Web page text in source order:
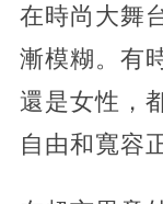
在時尚大舞
漸模糊。有
還是女性，
自由和寬容